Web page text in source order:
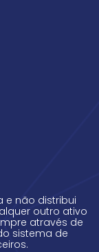
e não distribui
outro ativo
através de
sistema de